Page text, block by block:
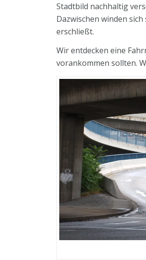
Stadtbild nachhaltig
Dazwischen winden
erschließt.
Wir entdecken eine
vorankommen sollten.